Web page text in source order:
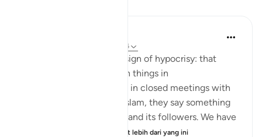
ayat 2:14
And this is another clear sign of hypocrisy: that
hypocrites declare certain things in
public, but when they are in closed meetings with
the outright enemies of Islam, they say something
different and mock Islam and its followers. We have
Lihat lebih dari yang ini